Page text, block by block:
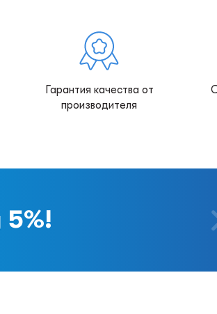
Гарантия качества от
производителя
5%!